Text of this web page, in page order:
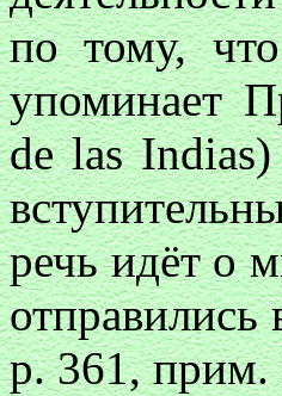
по тому,
упоминает
de las
речь идёт о
р. 361,